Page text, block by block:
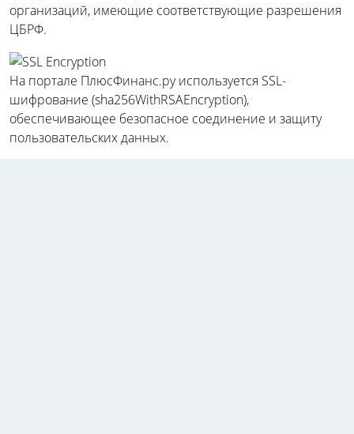
организаций, имеющие соответствующие разрешения
ЦБРФ.
На портале ПлюсФинанс.ру используется SSL-
шифрование (sha256WithRSAEncryption),
обеспечивающее безопасное соединение и защиту
пользовательских данных.